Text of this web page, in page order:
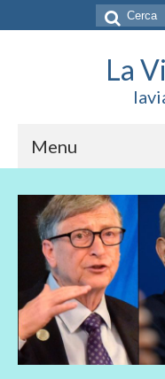
Cerca:
La
Menu
HOME
CHI SIAMO
SOCIAL
SOSTIENICI
CONTATTI